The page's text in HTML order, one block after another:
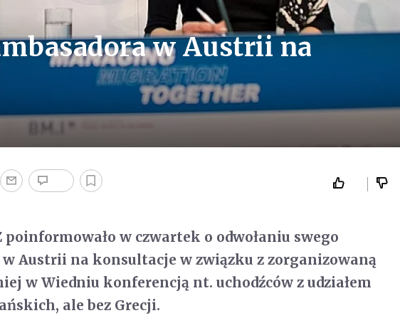
w Austrii na
poinformowało w czwartek o odwołaniu swego
w Austrii na konsultacje w związku z zorganizowaną
w Wiedniu konferencją nt. uchodźców z udziałem
ale bez Grecji.